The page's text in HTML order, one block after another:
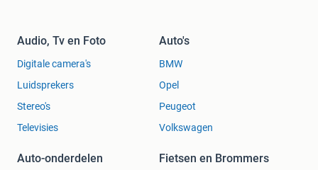
Audio, Tv en Foto
Digitale camera's
Luidsprekers
Stereo's
Televisies
Auto's
BMW
Opel
Peugeot
Volkswagen
Auto-onderdelen Fietsen en Brommers